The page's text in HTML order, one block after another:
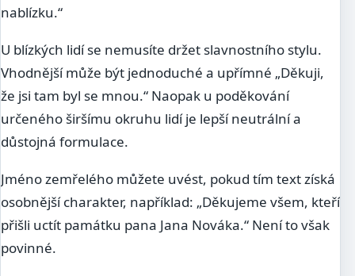
nablízku.“
U blízkých lidí se nemusíte držet slavnostního stylu.
Vhodnější může být jednoduché a upřímné „Děkuji,
že jsi tam byl se mnou.“ Naopak u poděkování
určeného širšímu okruhu lidí je lepší neutrální a
důstojná formulace.
Jméno zemřelého můžete uvést, pokud tím text získá
osobnější charakter, například: „Děkujeme všem, kteří
přišli uctít památku pana Jana Nováka.“ Není to však
povinné.